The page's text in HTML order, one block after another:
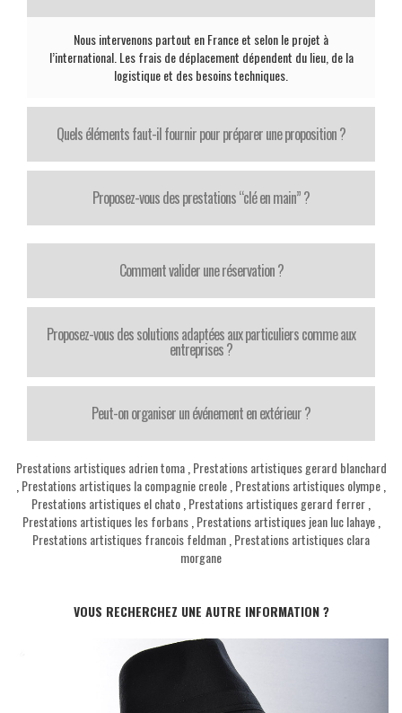
Nous intervenons partout en France et selon le projet à
l’international. Les frais de déplacement dépendent du lieu, de la
logistique et des besoins techniques.
Quels éléments faut-il fournir pour préparer une proposition ?
Proposez-vous des prestations “clé en main” ?
Comment valider une réservation ?
Proposez-vous des solutions adaptées aux particuliers comme aux
entreprises ?
Peut-on organiser un événement en extérieur ?
Prestations artistiques adrien toma, Prestations artistiques gerard blanchard
Prestations artistiques la compagnie creole Prestations artistiques olympe
Prestations artistiques el chato Prestations artistiques gerard ferrer
Prestations artistiques les forbans, Prestations artistiques jean luc lahaye,
Prestations artistiques francois feldman Prestations artistiques clara
morgane
VOUS RECHERCHEZ UNE AUTRE INFORMATION ?